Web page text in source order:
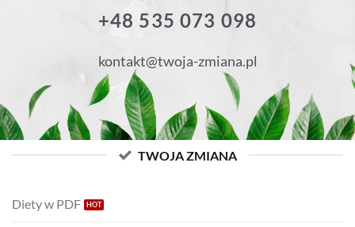
+48 535 073 098
kontakt@twoja-zmiana.pl
TWOJA ZMIANA
Diety w PDF